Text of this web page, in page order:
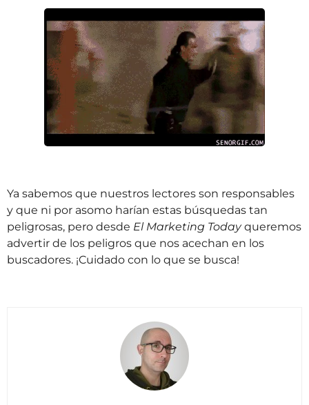
Ya sabemos que nuestros lectores son responsables
y que ni por asomo harían estas búsquedas tan
peligrosas, pero desde El Marketing Todayqueremos
advertir de los peligros que nos acechan en los
buscadores. ¡Cuidado con lo que se busca!